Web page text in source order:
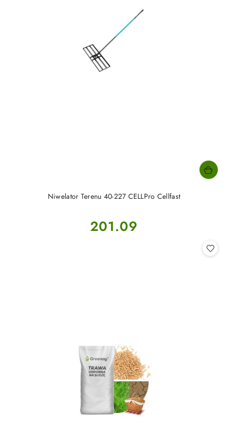
Niwelator Terenu 40-227 CELLPro Cellfast
Cena:
201.09